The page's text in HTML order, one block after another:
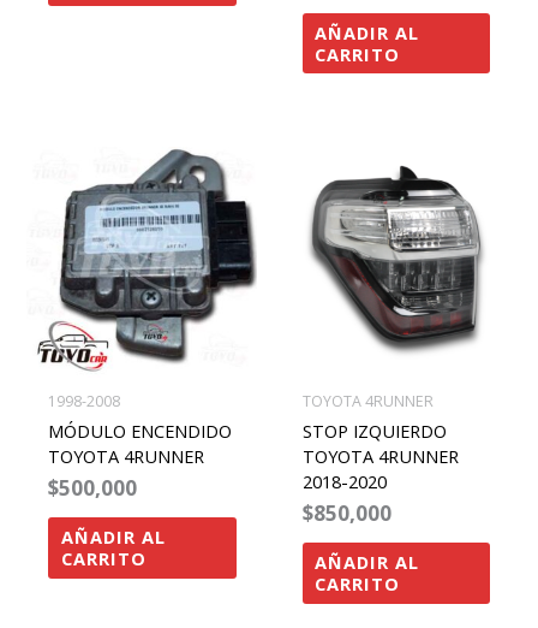
AÑADIR AL
CARRITO
1998-2008
MÓDULO ENCENDIDO
TOYOTA 4RUNNER
$500,000
AÑADIR AL
CARRITO
TOYOTA 4RUNNER
STOP IZQUIERDO
TOYOTA 4RUNNER
2018-2020
$850,000
AÑADIR AL
CARRITO